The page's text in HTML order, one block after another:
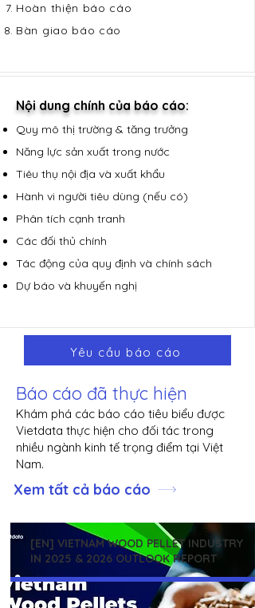
Hoàn thiện báo cáo
Bàn giao báo cáo
Nội dung chính của báo cáo:
Quy mô thị trường & tăng trưởng
Năng lực sản xuất trong nước
Tiêu thụ nội địa và xuất khẩu
Hành vi người tiêu dùng (nếu có)
Phân tích cạnh tranh
​Các đối thủ chính
Tác động của quy định và chính sách
Dự báo và khuyến nghị
Yêu cầu báo cáo
Báo cáo đã thực hiện
Khám phá các báo cáo tiêu biểu được
Vietdata thực hiện cho đối tác trong
nhiều ngành kinh tế trọng điểm tại Việt
Nam.
Xem tất cả báo cáo
[EN] VIETNAM WOOD PELLET INDUSTRY
IN 2025 & 2026 OUTLOOK REPORT